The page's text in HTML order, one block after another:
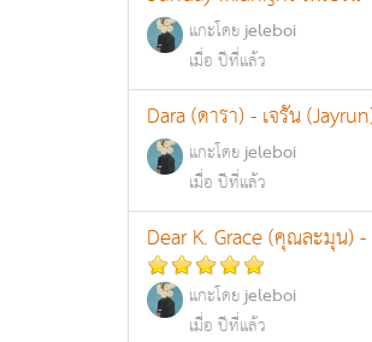
แกะโดยjeleboi
เมื่อ ปีที่แล้ว
Dara (ดารา) - เจรัน
แกะโดยjeleboi
เมื่อ ปีที่แล้ว
Dear K. Grace (คุณละมุน) -
แกะโดยjeleboi
เมื่อ ปีที่แล้ว